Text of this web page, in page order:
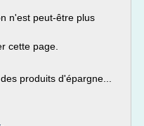
n'est peut-être plus
cette page.
produits d'épargne...